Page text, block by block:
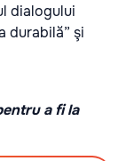
dialogului
durabilă” şi
a fi la